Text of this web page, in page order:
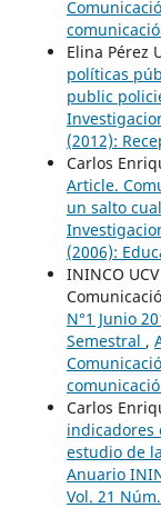
Elina Pérez
políticas
public
(2012):
Carlos
Article.
un salto
(2006):
ININCO
N°1 Junio
Semestral ,
Carlos
indicadores
estudio de
Anuario
Vol. 21